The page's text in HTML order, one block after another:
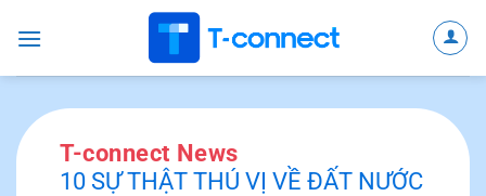
qua
T-connect News
10 SỰ THẬT THÚ VỊ VỀ ĐẤT NƯỚC